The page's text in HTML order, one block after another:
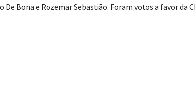
Bona e Rozemar Sebastião. Foram votos a favor da